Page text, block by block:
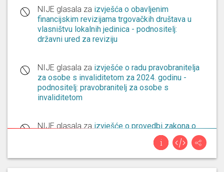
NIJE glasala za izvješća o obavljenim
financijskim revizijama trgovačkih društava u
vlasništvu lokalnih jedinica - podnositelj:
državni ured za reviziju
NIJE glasala za izvješće o radu pravobranitelja
za osobe s invaliditetom za 2024. godinu -
podnositelj: pravobranitelj za osobe s
invaliditetom
NIJE glasala zaizvješće o provedbi zakona o
pravu na pristup informacijama za 2025. godinu
- podnositelj: povjerenik za informiranje